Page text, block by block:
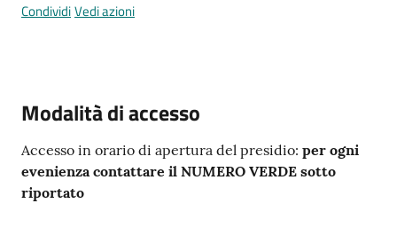
gli
CondividiVedi azioni
Modalità di accesso
Accesso in orario di apertura del presidio: per ogni
evenienza contattare il NUMERO VERDE sotto
riportato